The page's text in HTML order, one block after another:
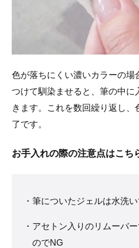
色が落ちにくい濃いカラーの場
つけて馴染ませると、筆の中に
きます。これを数回繰り返し
了です。
お手入れの際の注意点はこち
筆についたジェルは水洗
アセトン入りのリムーバ
のでNG